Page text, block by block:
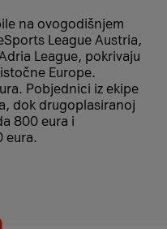
na ovogodišnjem
League Austria,
League, pokrivaju
Europe.
Pobjednici iz ekipe
dok drugoplasiranoj
800 eura i
eura.